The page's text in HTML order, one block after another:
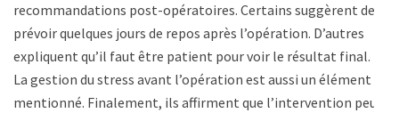
recommandations post-opératoires. Certains suggèrent de
prévoir quelques jours de repos après l’opération. D’autres
expliquent qu’il faut être patient pour voir le résultat final.
La gestion du stress avant l’opération est aussi un élément
mentionné. Finalement, ils affirment que l’intervention peut